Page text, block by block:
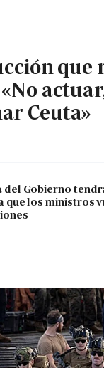
que
Ceuta»
del Gobierno
que los ministros